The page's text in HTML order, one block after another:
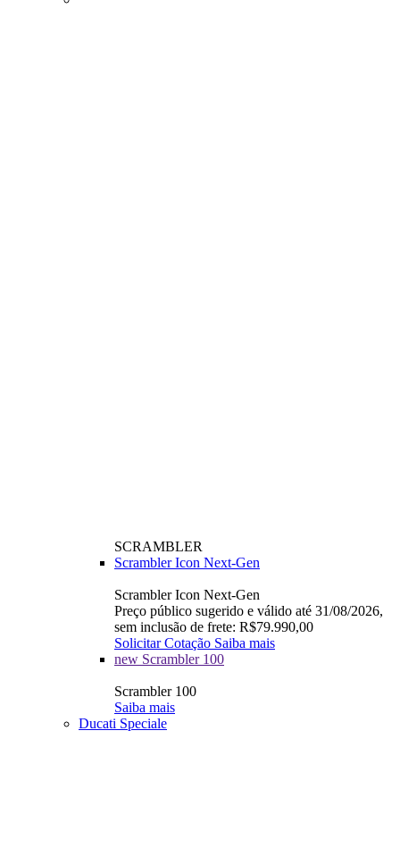
SCRAMBLER
Scrambler Icon Next-Gen
Scrambler Icon Next-Gen
Preço público sugerido e válido até 31/08/2026,
sem inclusão de frete: R$79.990,00
Solicitar Cotação Saiba mais
new Scrambler 100
Scrambler 100
Saiba mais
Ducati Speciale